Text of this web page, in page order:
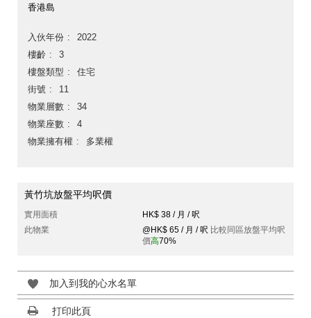
香港島
入伙年份
2022
樓齡
3
樓盤類型
住宅
街號
11
物業層數
34
物業座數
4
物業擁有權
多業權
黃竹坑放盤平均呎價
實用面積
HK$ 38 / 月 / 呎
此物業
@HK$ 65 / 月 / 呎 比較同區放盤平均呎
價高70%
加入到我的心水名單
打印此頁